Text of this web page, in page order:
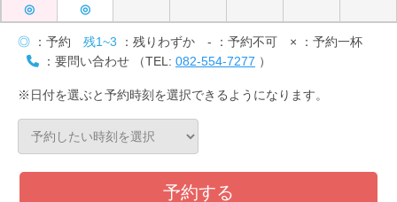
◎
◎
◎ ：予約 残1~3 ：残りわずか - ：予約不可 × ：予約一杯
：要問い合わせ （TEL: 082-554-7277 ）
※日付を選ぶと予約時刻を選択できるようになります。
予約する